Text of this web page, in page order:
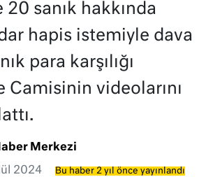
sanık hakkında
hapis istemiyle dava
para karşılığı
Camisinin videolarını
Merkezi
2024 Bu haber 2 yıl önce yayınlandı